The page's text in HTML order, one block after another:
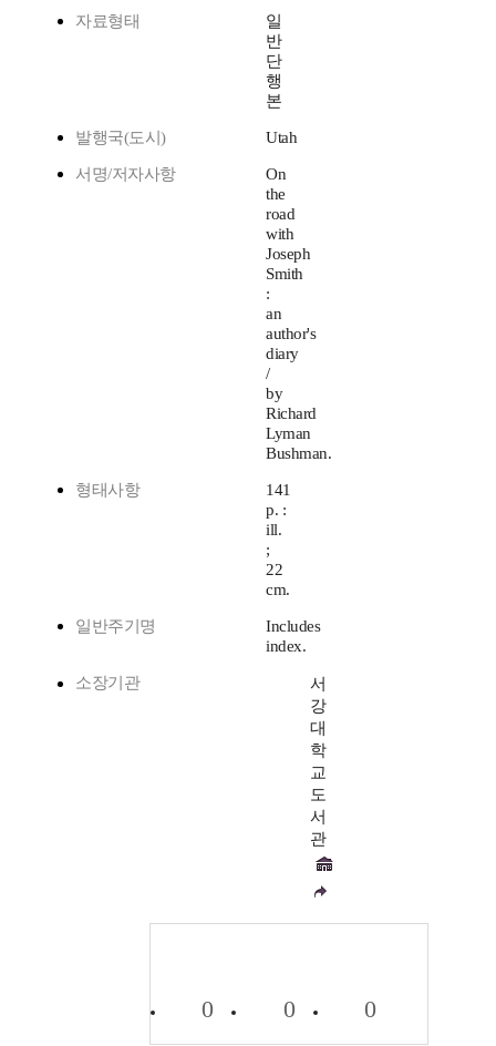
자료형태
일
반
단
행
본
발행국(도시) Utah
서명/저자사항
On
the
road
with
Joseph
Smith
:
an
author's
diary
/
by
Richard
Lyman
Bushman.
형태사항
141
p. :
ill.
;
22
cm.
일반주기명
Includes
index.
소장기관
서
강
대
학
교
도
서
관
0 0 0